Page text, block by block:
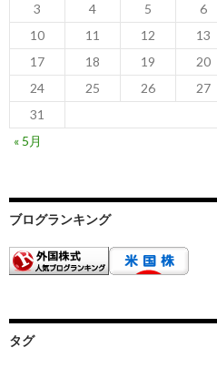
3 4 5 6
10
11 12 13
17
18 19 20
24
25 26 27
31
« 5月
ブログランキング
タグ